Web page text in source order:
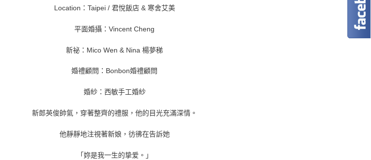
Location：Taipei / 君悅飯店 & 寒舍艾美
平面婚攝：Vincent Cheng
新祕：Mico Wen & Nina 楊夢稊
婚禮顧問：Bonbon婚禮顧問
婚紗：西敏手工婚紗
新郎英俊帥氣，穿著整齊的禮服，他的目光充滿深情。
他靜靜地注視著新娘，彷彿在告訴她
「妳是我一生的挚爱。」